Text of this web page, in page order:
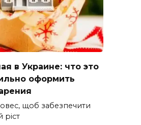
в Украине: что это
оформить
овес, щоб забезпечити
ріст